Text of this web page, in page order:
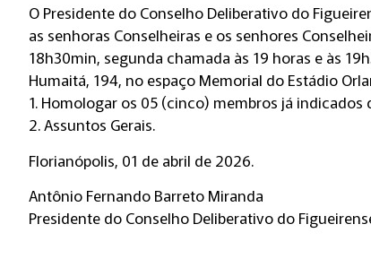
O Presidente do Conselho Deliberativo do
as senhoras Conselheiras e os senhores
18h30min, segunda chamada às 19 horas e às
Humaitá, 194, no espaço Memorial do Estádio
1. Homologar os 05 (cinco) membros já indicados
2. Assuntos Gerais.
Florianópolis, 01 de abril de 2026.
Antônio Fernando Barreto Miranda
Presidente do Conselho Deliberativo do